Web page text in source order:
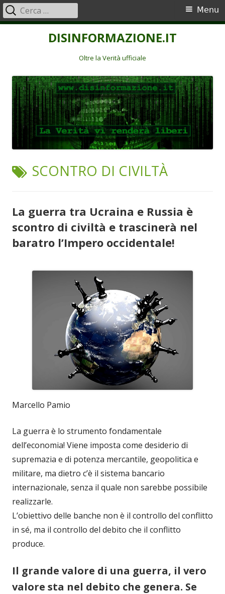
DISINFORMAZIONE.IT
Oltre la Verità ufficiale
Menu
principale
Menu
Ricerca
per:
TAG:
SCONTRO DI CIVILTÀ
La guerra tra Ucraina e Russia è
scontro di civiltà e trascinerà nel
baratro l’Impero occidentale!
Marcello Pamio
La guerra è lo strumento fondamentale
dell’economia! Viene imposta come desiderio di
supremazia e di potenza mercantile, geopolitica e
militare, ma dietro c’è il sistema bancario
internazionale, senza il quale non sarebbe possibile
realizzarle.
L’obiettivo delle banche non è il controllo del conflitto
in sé, ma il controllo del debito che il conflitto
produce.
Il grande valore di una guerra, il vero
valore sta nel debito che genera. Se